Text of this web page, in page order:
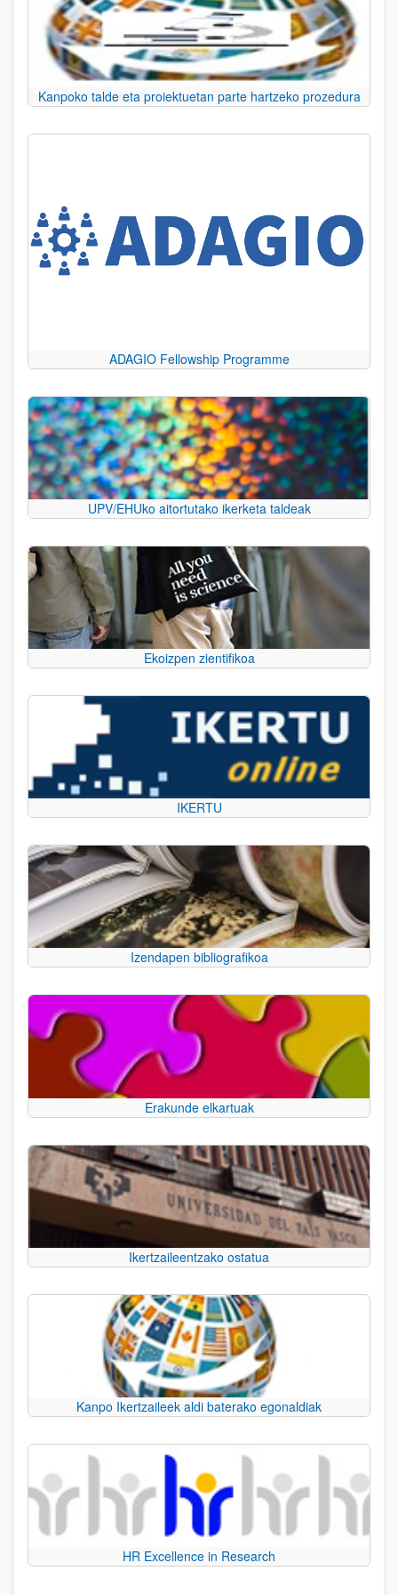
Kanpoko talde eta proiektuetan parte hartzeko prozedura
ADAGIO Fellowship Programme
UPV/EHUko aitortutako ikerketa taldeak
Ekoizpen zientifikoa
IKERTU
Izendapen bibliografikoa
Erakunde elkartuak
Ikertzaileentzako ostatua
Kanpo Ikertzaileek aldi baterako egonaldiak
HR Excellence in Research